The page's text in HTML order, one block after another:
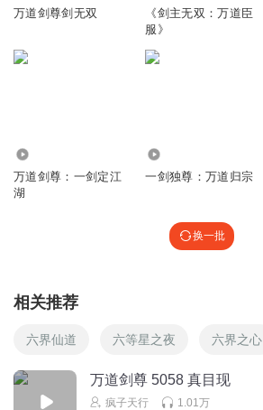
万道剑尊剑无双
《剑主无双：万道臣
服》
万道剑尊：一剑定江
湖
一剑独尊：万道归宗
换一批
相关推荐
六界仙道 六等星之夜 六界之心
万道剑尊 5058 真目现
疯子天行 1.01万